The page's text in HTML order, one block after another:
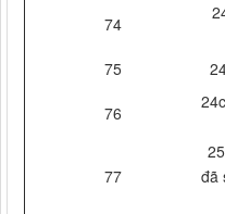
74
75
76
77
đã